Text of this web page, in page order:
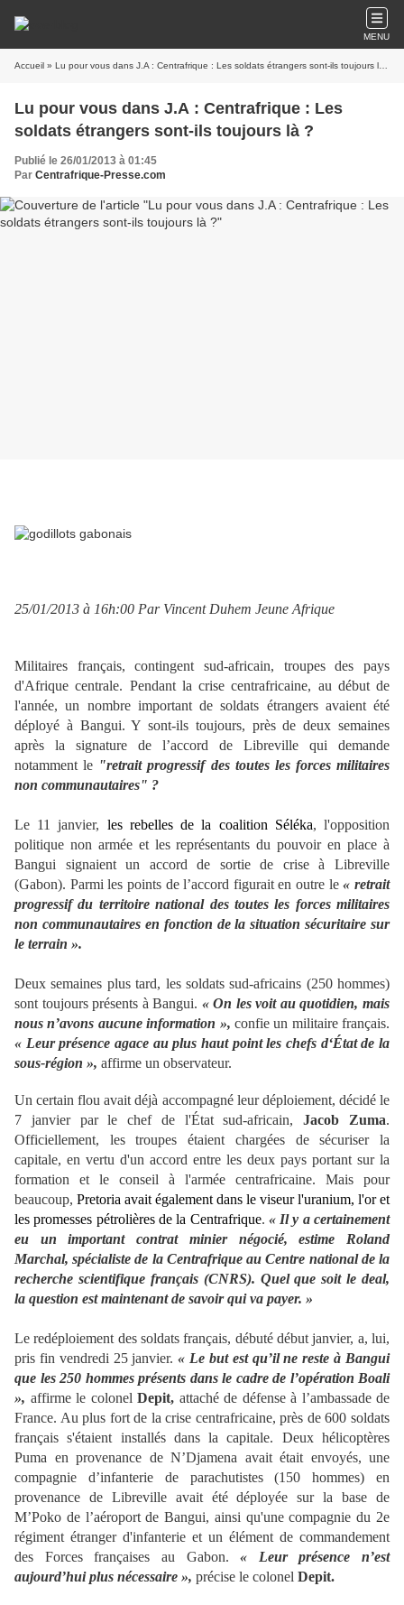
MENU
Accueil » Lu pour vous dans J.A : Centrafrique : Les soldats étrangers sont-ils toujours là ?
Lu pour vous dans J.A : Centrafrique : Les
soldats étrangers sont-ils toujours là ?
Publié le 26/01/2013 à 01:45
Par Centrafrique-Presse.com
25/01/2013 à 16h:00 Par Vincent Duhem Jeune Afrique
Militaires français, contingent sud-africain, troupes des pays
d'Afrique centrale. Pendant la crise centrafricaine, au début de
l'année, un nombre important de soldats étrangers avaient été
déployé à Bangui. Y sont-ils toujours, près de deux semaines
après la signature de l’accord de Libreville qui demande
notamment le "retrait progressif des toutes les forces militaires
non communautaires" ?
Le 11 janvier, les rebelles de la coalition Séléka, l'opposition
politique non armée et les représentants du pouvoir en place à
Bangui signaient un accord de sortie de crise à Libreville
(Gabon). Parmi les points de l’accord figurait en outre le« retrait
progressif du territoire national des toutes les forces militaires
non communautaires en fonction de la situation sécuritaire sur
le terrain ».
Deux semaines plus tard, les soldats sud-africains (250 hommes)
sont toujours présents à Bangui. « On les voit au quotidien, mais
nous n’avons aucune information », confie un militaire français.
« Leur présence agace au plus haut point les chefs d‘État de la
sous-région », affirme un observateur.
Un certain flou avait déjà accompagné leur déploiement, décidé le
7 janvier par le chef de l'État sud-africain,Jacob Zuma.
Officiellement, les troupes étaient chargées de sécuriser la
capitale, en vertu d'un accord entre les deux pays portant sur la
formation et le conseil à l'armée centrafricaine. Mais pour
beaucoup, Pretoria avait également dans le viseur l'uranium, l'or et
les promesses pétrolières de la Centrafrique. « Il y a certainement
eu un important contrat minier négocié, estime Roland
Marchal, spécialiste de la Centrafrique au Centre national de la
recherche scientifique français (CNRS). Quel que soit le deal,
la question est maintenant de savoir qui va payer. »
Le redéploiement des soldats français, débuté début janvier, a, lui,
pris fin vendredi 25 janvier.« Le but est qu’il ne reste à Bangui
que les 250 hommes présents dans le cadre de l’opération Boali
», affirme le colonel Depit, attaché de défense à l’ambassade de
France. Au plus fort de la crise centrafricaine, près de 600 soldats
français s'étaient installés dans la capitale. Deux hélicoptères
Puma en provenance de N’Djamena avait était envoyés, une
compagnie d’infanterie de parachutistes (150 hommes) en
provenance de Libreville avait été déployée sur la base de
M’Poko de l’aéroport de Bangui, ainsi qu'une compagnie du 2e
régiment étranger d'infanterie et un élément de commandement
des Forces françaises au Gabon.« Leur présence n’est
aujourd’hui plus nécessaire », précise le colonel Depit.